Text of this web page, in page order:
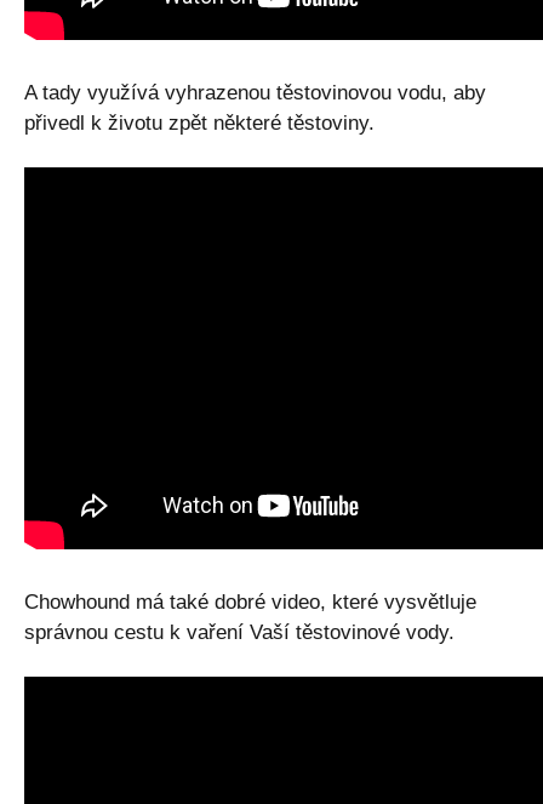
A tady využívá vyhrazenou těstovinovou vodu, aby
přivedl k životu zpět některé těstoviny.
Chowhound má také dobré video, které vysvětluje
správnou cestu k vaření Vaší těstovinové vody.